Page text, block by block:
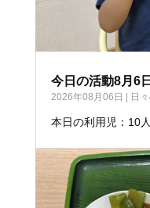
今日の活動8月6日
2026年08月06日 | 日
本日の利用児：10